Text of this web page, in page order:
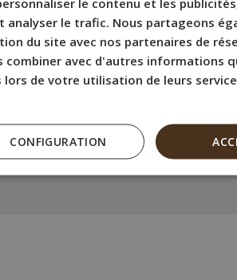
• Produits de bain
• Sèche-cheveux
• WiFi gratuit
• Bouilloire
le trafic. Nous partageons
du site avec nos partenaires de
combiner avec d'autres informations
de votre utilisation de leurs
CONFIGURATION